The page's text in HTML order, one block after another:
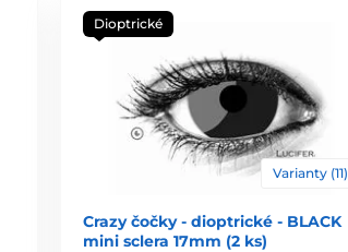
Dioptrické
Varianty (11)
Crazy čočky - dioptrické - BLACK
mini sclera 17mm (2 ks)